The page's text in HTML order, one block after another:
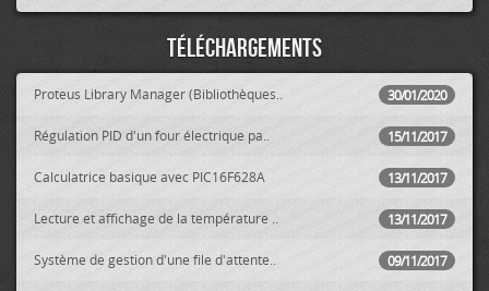
Téléchargements
30/01/2020
Proteus Library Manager (Bibliothèques..
15/11/2017
Régulation PID d'un four électrique pa..
13/11/2017
Calculatrice basique avec PIC16F628A
13/11/2017
Lecture et affichage de la température ..
09/11/2017
Système de gestion d'une file d'attente..